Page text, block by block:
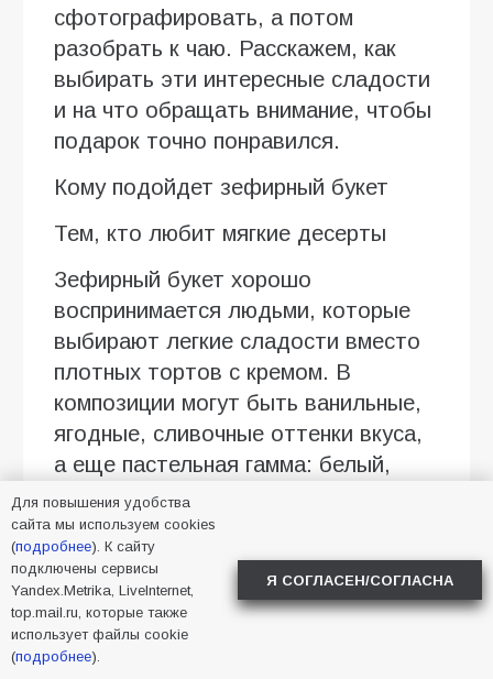
сфотографировать, а потом
разобрать к чаю. Расскажем, как
выбирать эти интересные сладости
и на что обращать внимание, чтобы
подарок точно понравился.
Кому подойдет зефирный букет
Тем, кто любит мягкие десерты
Зефирный букет хорошо
воспринимается людьми, которые
выбирают легкие сладости вместо
плотных тортов с кремом. В
композиции могут быть ванильные,
ягодные, сливочные оттенки вкуса,
а еще пастельная гамма: белый,
нежно-розовый, персиковый,
сиреневый. Такой вариант уместен
для спокойного поздравления без
лишней торжественности.
Для человека, которому хочется
подарить не цветы
Для повышения удобства
сайта мы используем cookies
(подробнее). К сайту
подключены сервисы
Yandex.Metrika, LiveInternet,
top.mail.ru, которые также
использует файлы cookie
(подробнее).
Я СОГЛАСЕН/СОГЛАСНА